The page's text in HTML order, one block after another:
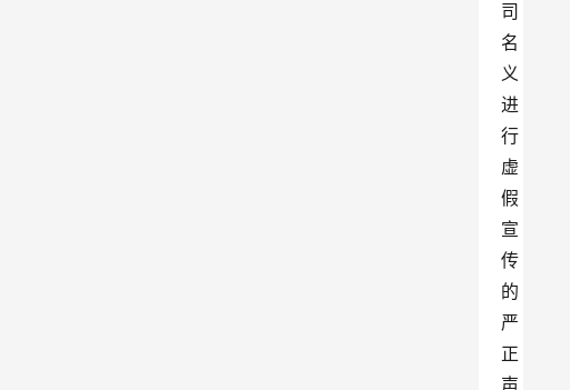
司
名
义
进
行
虚
假
宣
传
的
严
正
声